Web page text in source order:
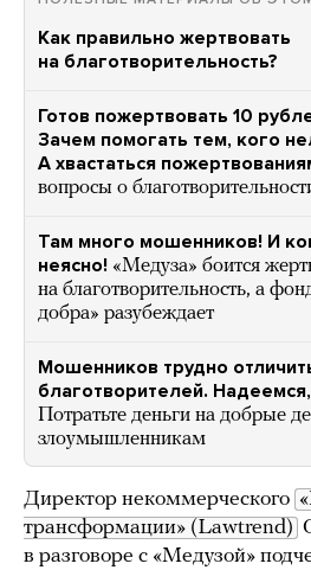
Как правильно жертвовать
на благотворительность?
Готов пожертвовать 10
Зачем помогать тем, кого
А хвастаться
вопросы о
Там много мошенников! И
неясно! «Медуза» боится
на благотворительность, а
добра» разубеждает
Мошенников трудно
благотворителей.
Потратьте деньги на добрые
злоумышленникам
Директор некоммерческого
трансформации» (Lawtrend)
в разговоре с «Медузой»